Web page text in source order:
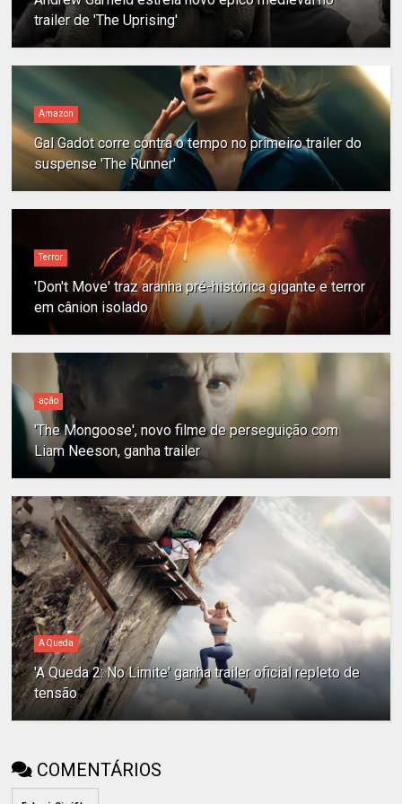
trailer de 'The Uprising'
Amazon
Gal Gadot corre contra o tempo no primeiro trailer do
suspense 'The Runner'
Terror
'Don't Move' traz aranha pré-histórica gigante e terror
em cânion isolado
ação
'The Mongoose', novo filme de perseguição com
Liam Neeson, ganha trailer
A Queda
'A Queda 2: No Limite' ganha trailer oficial repleto de
tensão
COMENTÁRIOS